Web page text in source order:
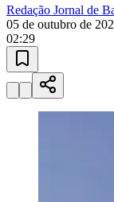
VistaCalifórnia
RegiãoCotiaCruz
Militar
Califórnia
Esperança
JulioJardim Líbano
Mutinga Jardim
Redação Jornal de
05 de outubro de
02:29